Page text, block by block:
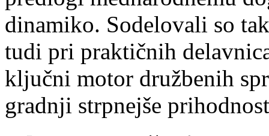
dinamiko. Sodelovali so
tudi pri praktičnih
ključni motor družbenih
gradnji strpnejše